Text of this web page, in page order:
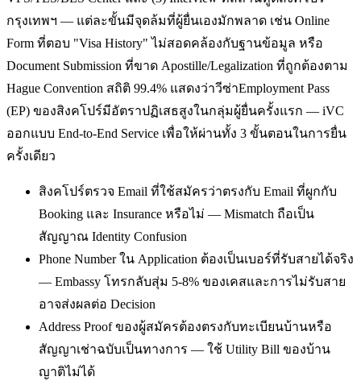
กรุงเทพฯ — แต่ละขั้นมีจุดล้มที่ผู้ยื่นเองมักพลาด เช่น Online
Form ที่ตอบ "Visa History" ไม่สอดคล้องกับฐานข้อมูล หรือ
Document Submission ที่ขาด Apostille/Legalization ที่ถูกต้องตาม
Hague Convention สถิติ 99.4% แสดงว่าวีซ่าEmployment Pass
(EP) ของสิงคโปร์มีอัตราปฏิเสธสูงในกลุ่มผู้ยื่นครั้งแรก — iVC
ออกแบบ End-to-End Service เพื่อให้ผ่านทั้ง 3 ขั้นตอนในการยื่น
ครั้งเดียว
สิงคโปร์ตรวจ Email ที่ใช้สมัครว่าตรงกับ Email ที่ผูกกับ
Booking และ Insurance หรือไม่ — Mismatch ถือเป็น
สัญญาณ Identity Confusion
Phone Number ใน Application ต้องเป็นเบอร์ที่รับสายได้จริง
— Embassy โทรกลับสุ่ม 5-8% ของเคสและการไม่รับสาย
อาจส่งผลต่อ Decision
Address Proof ของผู้สมัครต้องตรงกับทะเบียนบ้านหรือ
สัญญาเช่าฉบับเป็นทางการ — ใช้ Utility Bill ของบ้าน
ญาติไม่ได้